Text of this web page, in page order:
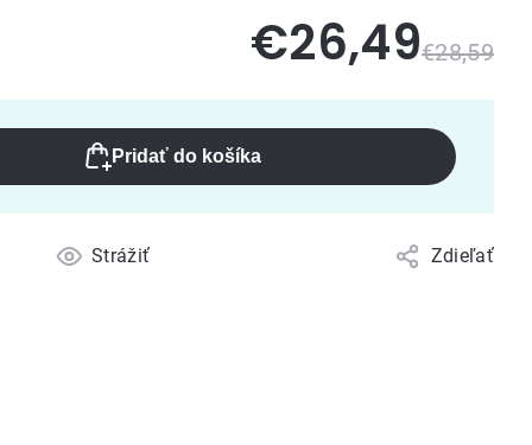
Pridať do košíka
Strážiť Zdieľať
€28,59
€26,49